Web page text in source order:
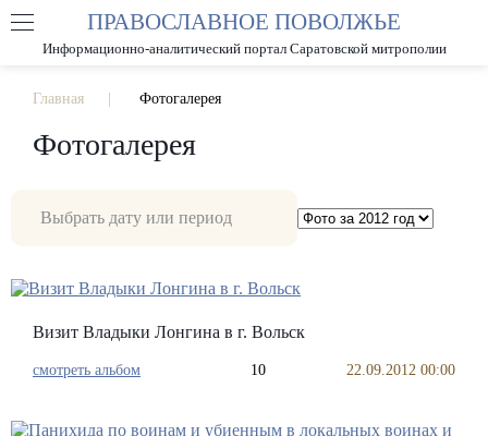
РАЗМЕР ШРИФТА А А
ПРАВОСЛАВНОЕ ПОВОЛЖЬЕ
Информационно-аналитический портал Саратовской митрополии
Главная Фотогалерея
Фотогалерея
Визит Владыки Лонгина в г. Вольск
смотреть альбом 10 22.09.2012 00:00